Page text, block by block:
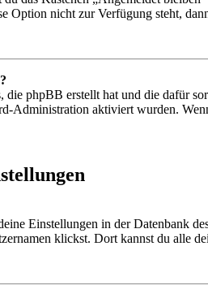
Option nicht zur Verfügung steht,
phpBB erstellt hat und die dafür
Administration aktiviert wurden.
Einstellungen in der Datenbank
klickst. Dort kannst du alle